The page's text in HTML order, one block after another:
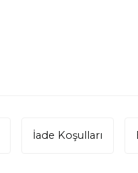
İade Koşulları